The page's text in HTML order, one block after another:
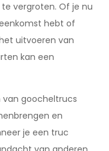
vergroten. Of je nu
hebt of
uitvoeren van
kan een
van goocheltrucs
en
je een truc